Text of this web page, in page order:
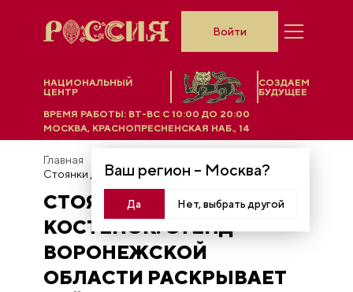
НАЦИОНАЛЬНЫЙ
ЦЕНТР
СОЗДАЕМ
БУДУЩЕЕ
Ваш регион – Москва?
Да Нет, выбрать другой
ВРЕМЯ РАБОТЫ: ВТ-ВС C 10:00 ДО 20:00
МОСКВА, КРАСНОПРЕСНЕНСКАЯ НАБ., 14
Войти
Главная
СТОЯНКИ ДРЕВНИХ
КОСТЕНОК: СТЕНД
ВОРОНЕЖСКОЙ
ОБЛАСТИ РАСКРЫВАЕТ